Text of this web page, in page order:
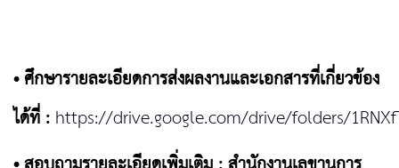
• ศึกษารายละเอียดการส่งผลงานและเอกสารที่เกี่ยวข้อง
ได้ที่ :https://drive.google.com/drive/folders/